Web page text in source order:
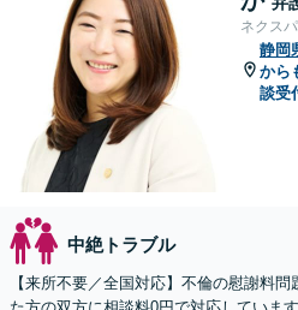
ネクス
静岡
から
談受
中絶トラブル
【来所不要／全国対応】不倫の慰謝料